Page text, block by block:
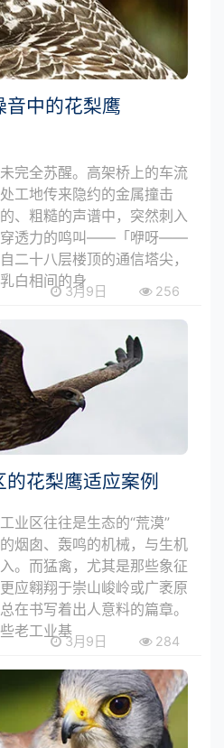
音中的花梨鹰
完全苏醒。高架桥上的车流
工地传来隐约的金属撞击
、粗糙的声谱中，突然刺入
穿透力的鸣叫——「咿呀——
十八层楼顶的通信塔尖，
白相间的身
3月9日 256
花梨鹰适应案例
业区往往是生态的“荒漠”
烟囱、轰鸣的机械，与生机
。而猛禽，尤其是那些象征
应翱翔于崇山峻岭或广袤原
在书写着出人意料的篇章。
老工业基
3月9日 284